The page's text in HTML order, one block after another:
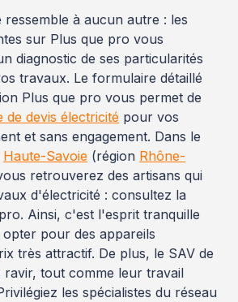
à aucun autre : les
sur Plus que pro vous
diagnostic de ses particularités
travaux. Le formulaire détaillé
Plus que pro vous permet de
de devis électricité pour vos
et sans engagement. Dans le
Haute-Savoie (région Rhône-
retrouverez des artisans qui
d'électricité : consultez la
Ainsi, c'est l'esprit tranquille
pour des appareils
très attractif. De plus, le SAV de
ravir, tout comme leur travail
les spécialistes du réseau